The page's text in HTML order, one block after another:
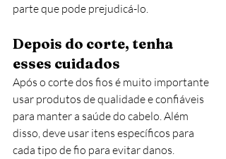
parte que pode prejudicá-lo.
Depois do corte, tenha
esses cuidados
Após o corte dos fios é muito importante
usar produtos de qualidade e confiáveis
para manter a saúde do cabelo. Além
disso, deve usar itens específicos para
cada tipo de fio para evitar danos.